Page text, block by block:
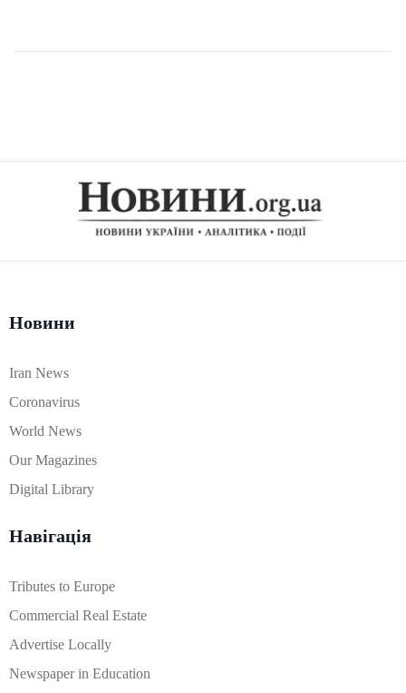
Новини
Iran News
Coronavirus
World News
Our Magazines
Digital Library
Навігація
Tributes to Europe
Commercial Real Estate
Advertise Locally
Newspaper in Education